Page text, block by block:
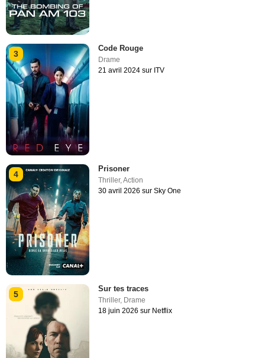
3
Code Rouge
Drame
21 avril 2024 sur ITV
4
Prisoner
Thriller,Action
30 avril 2026 sur Sky One
5
Sur tes traces
Thriller, Drame
18 juin 2026 sur Netflix